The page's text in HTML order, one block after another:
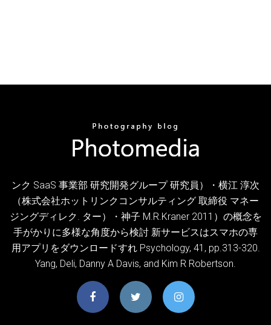
ンク SaaS 事業部 研究開発グループ 研究員）・横江 淳次
（株式会社ホットリンクコンサルティング 取締役 マネー
ジングディレク. ター）・神子 M.R.Kraner 2011）の概念を
手がかりに多様な角度から検討 新サービスはスマホの専
用アプリをダウンロードすれ Psychology, 41, pp.313-320.
Yang, Deli, Danny A Davis, and Kim R Robertson.